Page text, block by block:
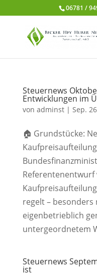
06781 /
Steuernews
Entwicklungen im
von adminst| Sep.
🏠 Grundstücke:
regelt –
eigenbetrieblich
untergeordnetem
Steuernews
ist